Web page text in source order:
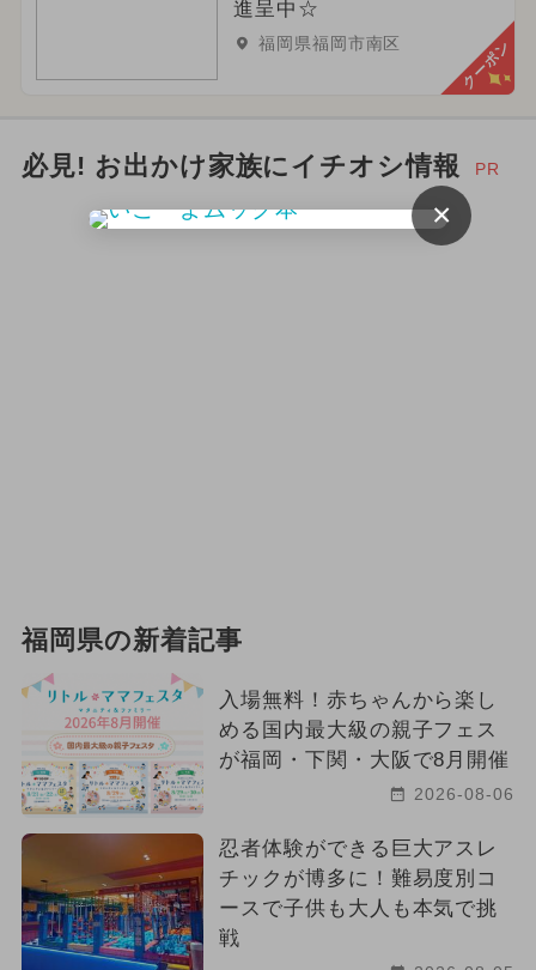
進呈中☆
福岡県福岡市南区 クーポン
必見! お出かけ家族にイチオシ情報 PR
福岡県の新着記事
入場無料！赤ちゃんから楽し
める国内最大級の親子フェス
が福岡・下関・大阪で8月開催
2026-08-06
忍者体験ができる巨大アスレ
チックが博多に！難易度別コ
ースで子供も大人も本気で挑
戦
×